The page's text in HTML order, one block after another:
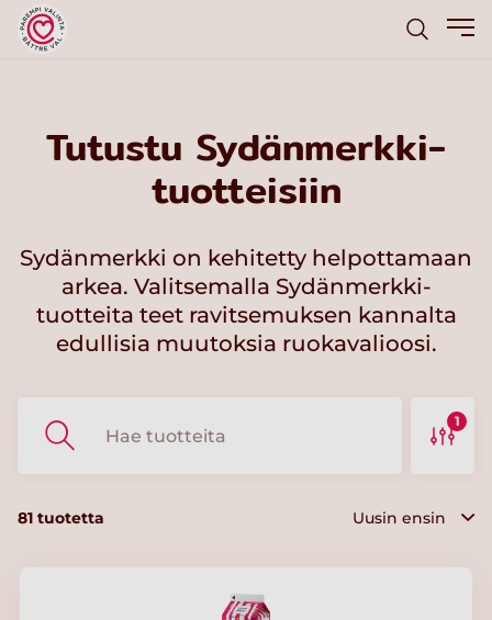
Tutustu Sydänmerkki-
tuotteisiin
Sydänmerkki on kehitetty helpottamaan
arkea. Valitsemalla Sydänmerkki-
tuotteita teet ravitsemuksen kannalta
edullisia muutoksia ruokavalioosi.
1
81 tuotetta